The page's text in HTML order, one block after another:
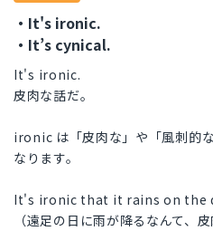
・It's ironic.
・It’s cynical.
It's ironic.
皮肉な話だ。
ironic は「皮肉な」や「風刺的
なります。
It's ironic that it rains on the
（遠足の日に雨が降るなんて、皮